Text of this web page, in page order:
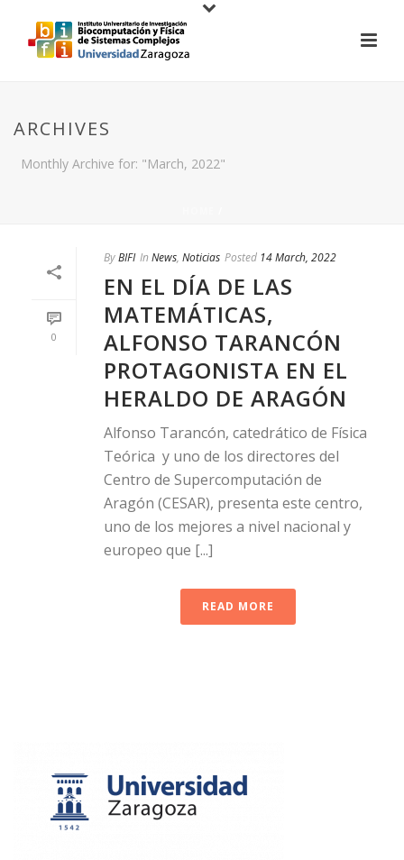
ARCHIVES
Monthly Archive for: "March, 2022"
0
ByBIFI In News, Noticias Posted 14 March, 2022
EN EL DÍA DE LAS
MATEMÁTICAS,
ALFONSO TARANCÓN
PROTAGONISTA EN EL
HERALDO DE ARAGÓN
Alfonso Tarancón, catedrático de Física
Teórica y uno de los directores del
Centro de Supercomputación de
Aragón (CESAR), presenta este centro,
uno de los mejores a nivel nacional y
europeo que [...]
READ MORE